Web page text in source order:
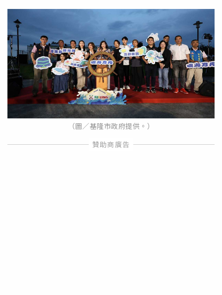
（圖／基隆市政府提供。）